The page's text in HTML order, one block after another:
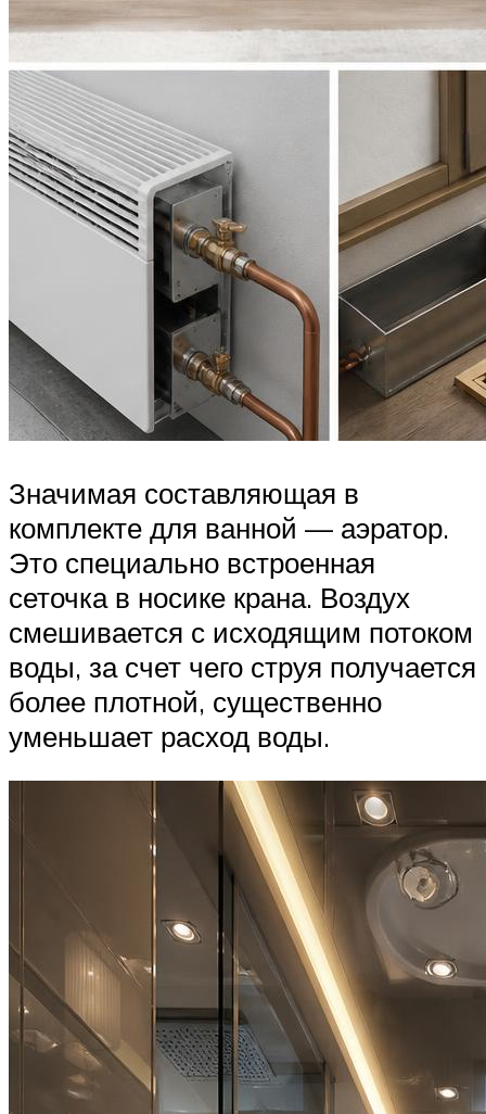
Значимая составляющая в
комплекте для ванной — аэратор.
Это специально встроенная
сеточка в носике крана. Воздух
смешивается с исходящим потоком
воды, за счет чего струя получается
более плотной, существенно
уменьшает расход воды.